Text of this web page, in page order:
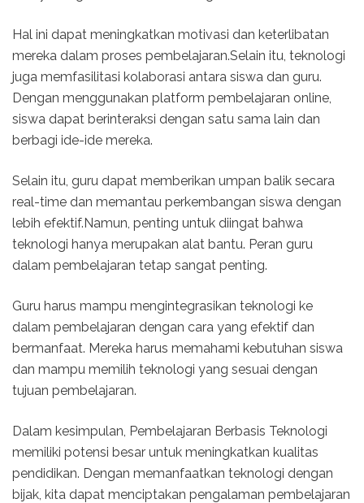
Hal ini dapat meningkatkan motivasi dan keterlibatan
mereka dalam proses pembelajaran.Selain itu, teknologi
juga memfasilitasi kolaborasi antara siswa dan guru.
Dengan menggunakan platform pembelajaran online,
siswa dapat berinteraksi dengan satu sama lain dan
berbagi ide-ide mereka.
Selain itu, guru dapat memberikan umpan balik secara
real-time dan memantau perkembangan siswa dengan
lebih efektif.Namun, penting untuk diingat bahwa
teknologi hanya merupakan alat bantu. Peran guru
dalam pembelajaran tetap sangat penting.
Guru harus mampu mengintegrasikan teknologi ke
dalam pembelajaran dengan cara yang efektif dan
bermanfaat. Mereka harus memahami kebutuhan siswa
dan mampu memilih teknologi yang sesuai dengan
tujuan pembelajaran.
Dalam kesimpulan, Pembelajaran Berbasis Teknologi
memiliki potensi besar untuk meningkatkan kualitas
pendidikan. Dengan memanfaatkan teknologi dengan
bijak, kita dapat menciptakan pengalaman pembelajaran